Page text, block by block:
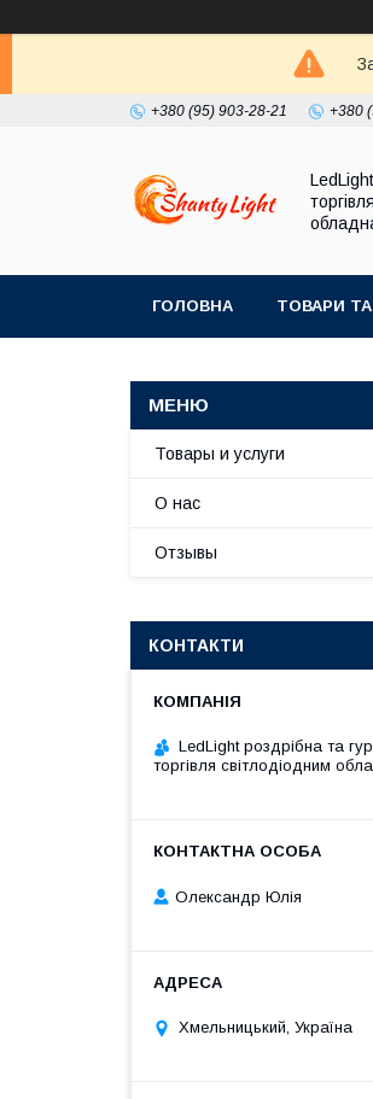
+380 (95) 903-28-21 +380
ГОЛОВНА ТОВАРИ
Товары и услуги
О нас
Отзывы
КОНТАКТИ
LedLight роздрiбна та
торгiвля свiтлодiодним
Олександр Юлія
Хмельницький, Україна